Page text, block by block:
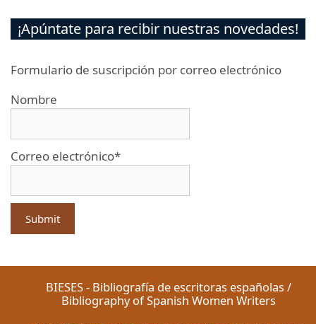
¡Apúntate para recibir nuestras novedades!
Formulario de suscripción por correo electrónico
Nombre
Correo electrónico*
BIESES - Bibliografía de escritoras españolas /
Bibliography of Spanish Women Writers